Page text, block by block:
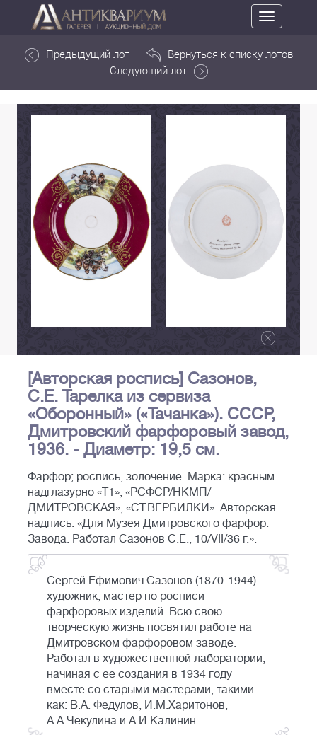
Toggle
navigation
Предыдущий лот
Вернуться к списку лотов
Следующий лот
[Авторская роспись] Сазонов,
С.Е. Тарелка из сервиза
«Оборонный» («Тачанка»). СССР,
Дмитровский фарфоровый завод,
1936. - Диаметр: 19,5 см.
Фарфор; роспись, золочение. Марка: красным
надглазурно «Т1», «РСФСР/НКМП/
ДМИТРОВСКАЯ», «СТ.ВЕРБИЛКИ». Авторская
надпись: «Для Музея Дмитровского фарфор.
Завода. Работал Сазонов С.Е., 10/VII/36 г.».
Сергей Ефимович Сазонов (1870-1944) —
художник, мастер по росписи
фарфоровых изделий. Всю свою
творческую жизнь посвятил работе на
Дмитровском фарфоровом заводе.
Работал в художественной лаборатории,
начиная с ее создания в 1934 году
вместе со старыми мастерами, такими
как: В.А. Федулов, И.М.Харитонов,
А.А.Чекулина и А.И.Калинин.